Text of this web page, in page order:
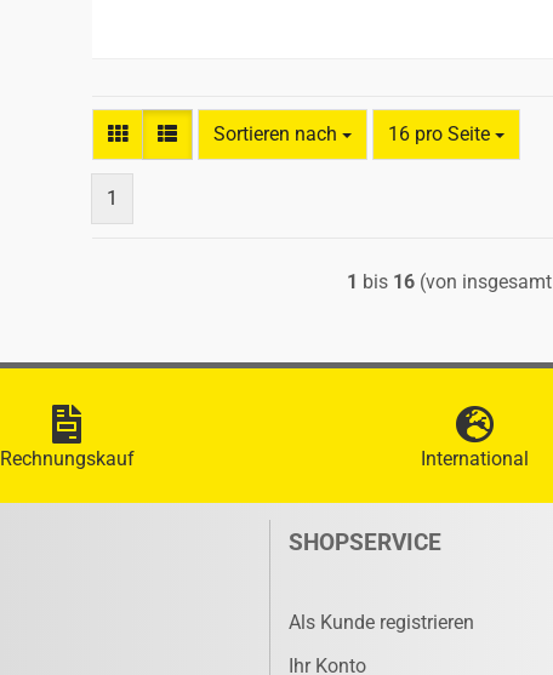
Sortieren nach
Sortieren nach 16 pro Seite
pro Seite
1
1 bis 16 (von insgesamt
Rechnungskauf International
SHOPSERVICE
Als Kunde registrieren
Ihr Konto